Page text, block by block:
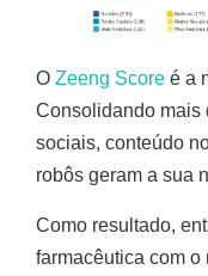
O Zeeng Score é a
Consolidando mais
sociais, conteúdo
robôs geram a sua
Como resultado,
farmacêutica com